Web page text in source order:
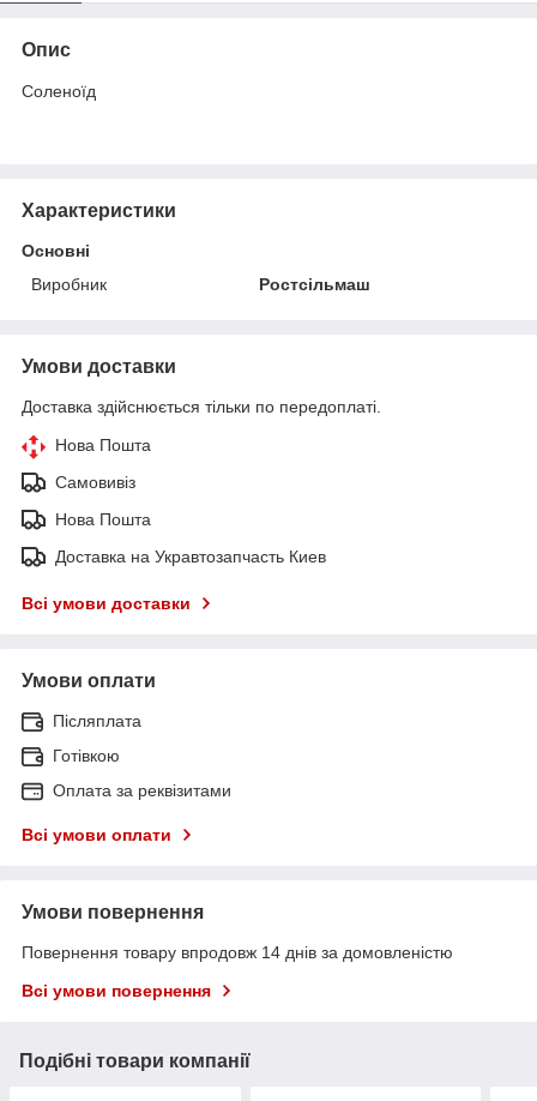
Опис
Соленоїд
Характеристики
Основні
Виробник
Ростсільмаш
Умови доставки
Доставка здійснюється тільки по передоплаті.
Нова Пошта
Самовивіз
Нова Пошта
Доставка на Укравтозапчасть Киев
Всі умови доставки
Умови оплати
Післяплата
Готівкою
Оплата за реквізитами
Всі умови оплати
Умови повернення
Повернення товару впродовж 14 днів за домовленістю
Всі умови повернення
Подібні товари компанії